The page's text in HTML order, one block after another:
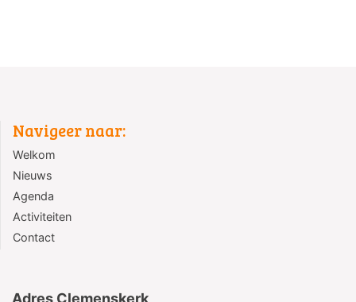
Navigeer naar:
Welkom
Nieuws
Agenda
Activiteiten
Contact
Adres Clemenskerk